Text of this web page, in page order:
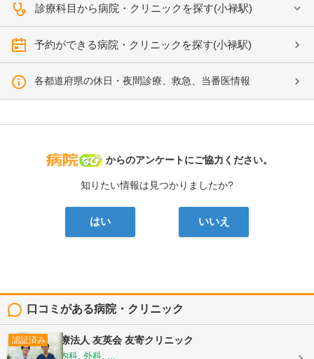
診療科目から病院・クリニックを探す(小禄駅)
予約ができる病院・クリニックを探す(小禄駅)
各都道府県の休日・夜間診療、救急、当番医情報
病院なび
からのアンケートにご協力ください。
知りたい情報は見つかりましたか?
はい いいえ
口コミがある病院・クリニック
認証済み 医療法人 友英会 友寄クリニック
内科, 消化器内科, 外科, ...